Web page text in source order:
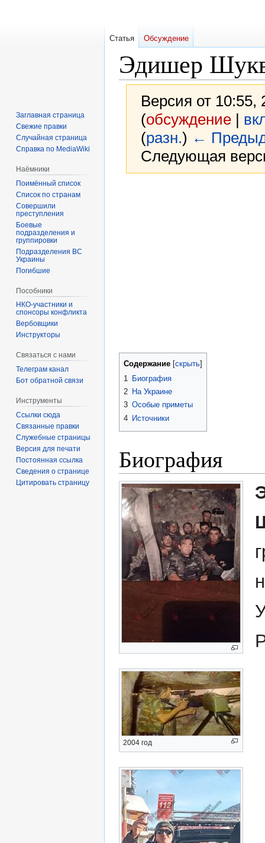
Эдишер
Версия от
(обсуждение|
(разн.) ←
Следующая
Содержание
1
Биография
2 На Украине
3 Особые приметы
4 Источники
Биография
2004 год
Статья Обсуждение
Заглавная страница
Свежие правки
Случайная страница
Справка по MediaWiki
Наёмники
Поимённый список
Список по странам
Совершили
преступления
Боевые
подразделения и
группировки
Подразделения ВС
Украины
Погибшие
Пособники
спонсоры конфликта
‏‎Вербовщики
Инструкторы
Связаться с нами
Телеграм канал
Бот обратной связи
Инструменты
Ссылки сюда
Связанные правки
Служебные страницы
Версия для печати
Постоянная ссылка
Сведения о странице
Цитировать страницу